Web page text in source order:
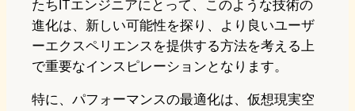
たちITエンジニアにとって、このような技術の
進化は、新しい可能性を探り、より良いユーザ
ーエクスペリエンスを提供する方法を考える上
で重要なインスピレーションとなります。
特に、パフォーマンスの最適化は、仮想現実空